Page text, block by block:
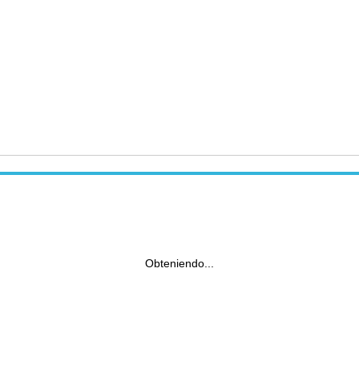
Obteniendo...